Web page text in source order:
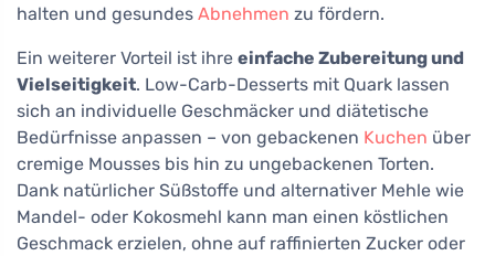
halten und gesundes Abnehmen zu fördern.
Ein weiterer Vorteil ist ihre einfache Zubereitung und
Vielseitigkeit. Low-Carb-Desserts mit Quark lassen
sich an individuelle Geschmäcker und diätetische
Bedürfnisse anpassen – von gebackenen Kuchen über
cremige Mousses bis hin zu ungebackenen Torten.
Dank natürlicher Süßstoffe und alternativer Mehle wie
Mandel- oder Kokosmehl kann man einen köstlichen
Geschmack erzielen, ohne auf raffinierten Zucker oder